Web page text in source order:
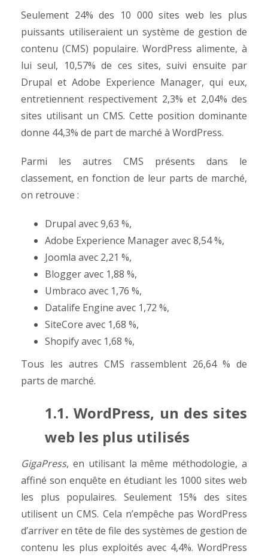
Seulement 24% des 10 000 sites web les plus
puissants utiliseraient un système de gestion de
contenu (CMS) populaire. WordPress alimente, à
lui seul, 10,57% de ces sites, suivi ensuite par
Drupal et Adobe Experience Manager, qui eux,
entretiennent respectivement 2,3% et 2,04% des
sites utilisant un CMS. Cette position dominante
donne 44,3% de part de marché à WordPress.
Parmi les autres CMS présents dans le
classement, en fonction de leur parts de marché,
on retrouve :
Drupal avec 9,63 %,
Adobe Experience Manageravec 8,54 %,
Joomla avec 2,21 %,
Bloggeravec 1,88 %,
Umbraco avec 1,76 %,
Datalife Engine avec 1,72 %,
SiteCore avec 1,68 %,
Shopifyavec 1,68 %,
Tous les autres CMS rassemblent 26,64 % de
parts de marché.
1.1. WordPress, un des sites
web les plus utilisés
GigaPress, en utilisant la même méthodologie, a
affiné son enquête en étudiant les 1000 sites web
les plus populaires. Seulement 15% des sites
utilisent un CMS. Cela n’empêche pas WordPress
d’arriver en tête de file des systèmes de gestion de
contenu les plus exploités avec 4,4%. WordPress